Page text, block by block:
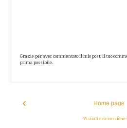
Grazie per aver commentato il mio post, il tuo
prima possibile.
‹ Home page
Visualizza versione